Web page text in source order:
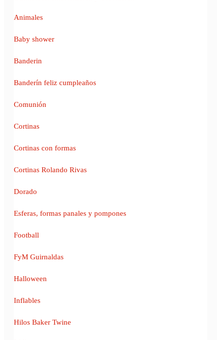
Animales
Baby shower
Banderin
Banderín feliz cumpleaños
Comunión
Cortinas
Cortinas con formas
Cortinas Rolando Rivas
Dorado
Esferas, formas panales y pompones
Football
FyM Guirnaldas
Halloween
Inflables
Hilos Baker Twine